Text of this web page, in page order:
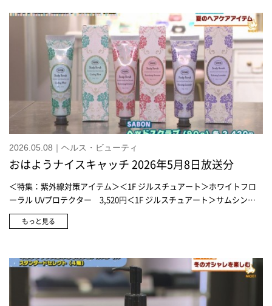
2026.05.08｜ヘルス・ビューティ
おはようナイスキャッチ 2026年5月8日放送分
＜特集：紫外線対策アイテム＞＜1F ジルスチュアート＞ホワイトフロ
ーラル UVプロテクター 3,520円＜1F ジルスチュアート＞サムシング
ピュアブルー UVプロテクトスプレー 2,860円＜1F コスメデコルテ＞
UV コンフォート ブライト[医薬部外品] 5,280円＜1F コスメデコルテ＞
＜1F ロクシタン＞インテンシヴリペア UVプロテクティヴ ヘアミスト
4,950円＜紫外線ダメージケアアイテム＞＜1F コスメキッチン＞ラ・カ
スタアロマエステ ヘアソープ82 2,750円＜1F コスメキッチン＞ラ・カ
もっと見る